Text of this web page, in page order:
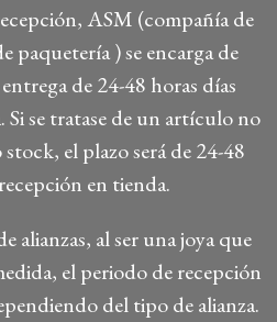
ASM (compañía de
paquetería ) se encarga de
de 24-48 horas días
Si se tratase de un artículo no
el plazo será de 24-48
en tienda.
alianzas, al ser una joya que
el periodo de recepción
del tipo de alianza.